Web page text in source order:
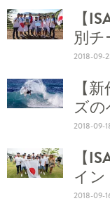
【
別
2018-09-
【
ズの
2018-09-
【
イ
2018-09-